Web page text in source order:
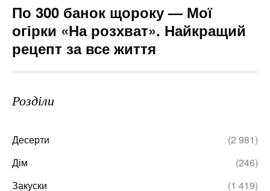
По 300 банок щороку — Мої
огірки «На розхват». Найкращий
рецепт за все життя
Розділи
Десерти
(2 981)
Дім
(246)
Закуски
(1 419)